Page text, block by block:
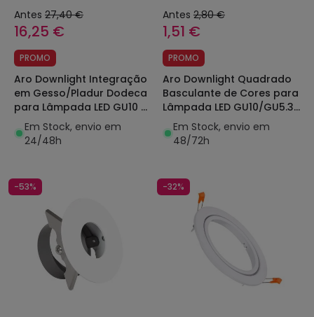
Antes 27,40 €
16,25 €
PROMO
Aro Downlight Integração
em Gesso/Pladur Dodeca
para Lâmpada LED GU10 /
GU5.3 Corte Ø253 mm
UGR17
Em Stock, envio em
24/48h
Antes 2,80 €
1,51 €
PROMO
Aro Downlight Quadrado
Basculante de Cores para
Lâmpada LED GU10/GU5.3
Corte Ø80 mm
Em Stock, envio em
48/72h
-53% -32%